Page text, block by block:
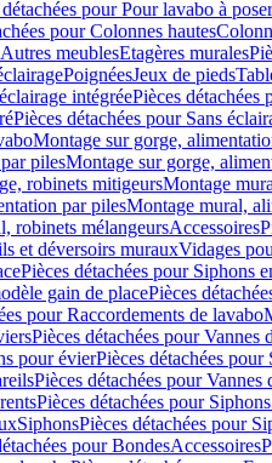
pour Pour lavabo à
pour Colonnes hautes
meublesEtagères murales
PoignéesJeux de pieds
intégréePièces détachées
Pièces détachées pour Sans
Montage sur gorge,
pilesMontage sur gorge,
robinets mitigeursMontage
par pilesMontage mural,
robinets mélangeursAccessoires
et déversoirs murauxVidages
Pièces détachées pour Siphons
gain de placePièces
pour Raccordements de lavabo
Pièces détachées pour Vannes
pour évierPièces détachées
Pièces détachées pour
Pièces détachées pour
SiphonsPièces détachées pour
pour BondesAccessoires